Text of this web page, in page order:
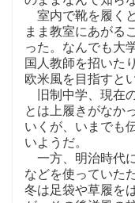
室内で靴を履く
まま教室にあがる
った。なんでも大
国人教師を招いた
欧米風を目指すと
旧制中学、現在
とは上履きがなか
いくが、いまでも
いようだ。
一方、明治時代
などを使っていた
冬は足袋や草履を